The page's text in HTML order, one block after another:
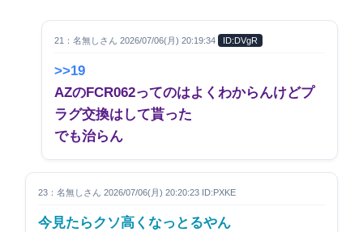
21：名無しさん 2026/07/06(月) 20:19:34 ID:DVgR
>>19
AZのFCR062ってのはよくわからんけどプ
ラグ交換はして貰った
でも治らん
23：名無しさん 2026/07/06(月) 20:20:23 ID:PXKE
今見たらクソ高くなっとるやん